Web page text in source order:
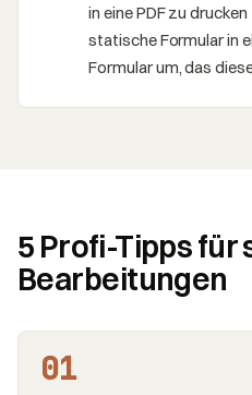
in eine PDF zu
statische Formular in
Formular um, das
5 Profi-Tipps für
Bearbeitungen
01